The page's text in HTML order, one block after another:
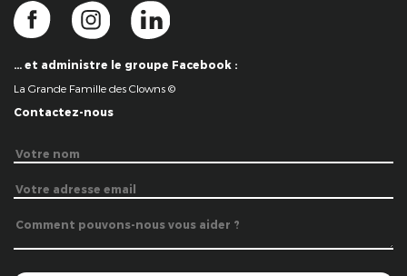
… et administre le groupe Facebook :
La Grande Famille des Clowns ©
Contactez-nous